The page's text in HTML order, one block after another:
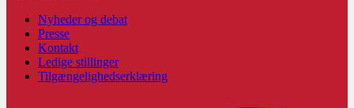
Nyheder og debat
Presse
Kontakt
Ledige stillinger
Tilgængelighedserklæring